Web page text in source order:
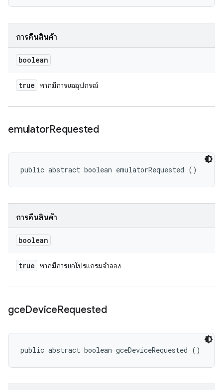
การคืนสินค้า
boolean
true หากมีการขออุปกรณ์
emulatorRequested
public abstract boolean emulatorRequested ()
การคืนสินค้า
boolean
true หากมีการขอโปรแกรมจำลอง
gceDeviceRequested
public abstract boolean gceDeviceRequested ()